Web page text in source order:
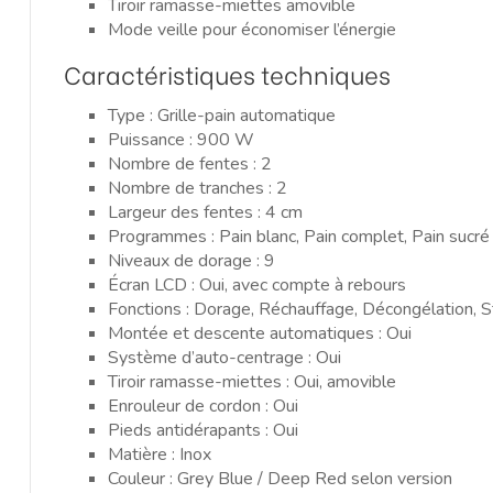
Tiroir ramasse-miettes amovible
Mode veille pour économiser l’énergie
Caractéristiques techniques
Type : Grille-pain automatique
Puissance : 900 W
Nombre de fentes : 2
Nombre de tranches : 2
Largeur des fentes : 4 cm
Programmes : Pain blanc, Pain complet, Pain sucré
Niveaux de dorage : 9
Écran LCD : Oui, avec compte à rebours
Fonctions : Dorage, Réchauffage, Décongélation,
Montée et descente automatiques : Oui
Système d’auto-centrage : Oui
Tiroir ramasse-miettes : Oui, amovible
Enrouleur de cordon : Oui
Pieds antidérapants : Oui
Matière : Inox
Couleur : Grey Blue / Deep Red selon version